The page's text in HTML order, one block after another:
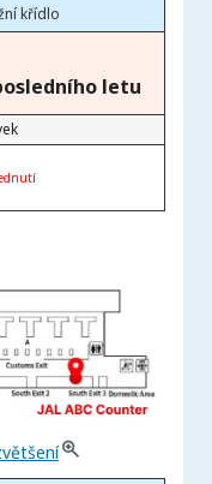
křídlo
letu